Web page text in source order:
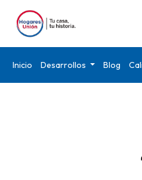
Inicio Desarrollos Blog